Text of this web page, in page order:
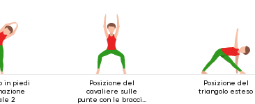
in piedi
2
Posizione del
cavaliere sulle
punte con le braccia
Posizione del
triangolo esteso